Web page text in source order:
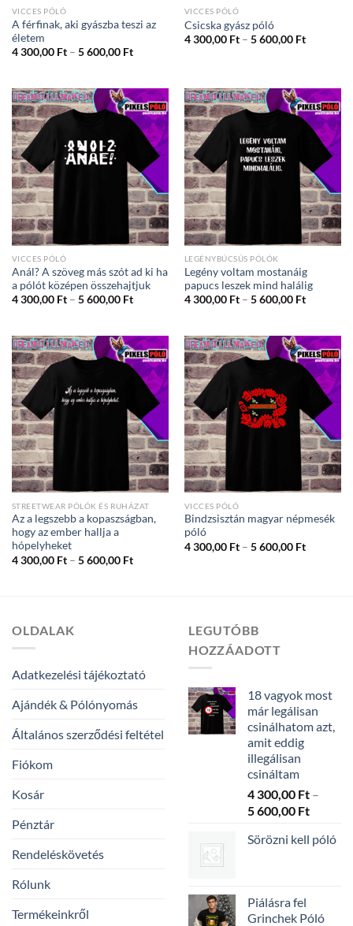
VICCES PÓLÓ
A férfinak, aki gyászba teszi az
életem
4 300,00 Ft – 5 600,00 FtÁrtartomány:
5
600,00 Ft
VICCES PÓLÓ
Csicska gyász póló
4 300,00 Ft – 5 600,00 Ft
600,00 Ft
VICCES PÓLÓ
Anál? A szöveg más szót ad ki ha
a pólót középen összehajtjuk
4 300,00 Ft – 5 600,00 FtÁrtartomány:
5
600,00 Ft
LEGÉNYBÚCSÚS PÓLÓK
Legény voltam mostanáig
papucs leszek mind halálig
4 300,00 Ft – 5 600,00 Ft
5
600,00 Ft
STREETWEAR PÓLÓK ÉS RUHÁZAT
Az a legszebb a kopaszságban,
hogy az ember hallja a
hópelyheket
4 300,00 Ft – 5 600,00 FtÁrtartomány:
VICCES PÓLÓ
Bindzsisztán magyar népmesék
póló
4 300,00 Ft – 5 600,00 Ft
OLDALAK
Adatkezelési tájékoztató
Ajándék & Pólónyomás
Általános szerződési feltétel
Fiókom
Kosár
Pénztár
Rendeléskövetés
Rólunk
Termékeinkről
LEGUTÓBB
HOZZÁADOTT
18 vagyok most
már legálisan
csinálhatom azt,
amit eddig
illegálisan
csináltam
4 300,00 Ft –
5 600,00 Ft
300,00
Sörözni kell póló
Piálásra fel
Grinchek Póló